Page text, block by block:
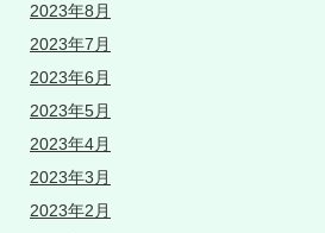
2023年8月
2023年7月
2023年6月
2023年5月
2023年4月
2023年3月
2023年2月